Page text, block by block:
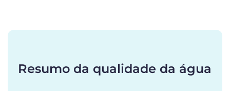
Resumo da qualidade da água